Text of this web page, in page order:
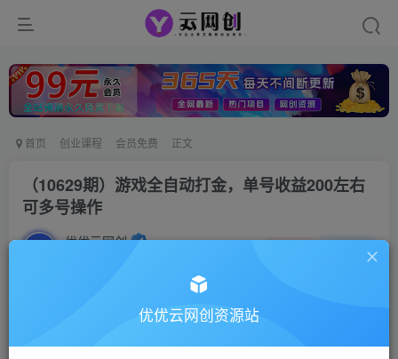
首页 创业课程 会员免费 正文
（10629期）游戏全自动打金，单号收益200左右
可多号操作
优优云网创 私信
优优云网创资源站